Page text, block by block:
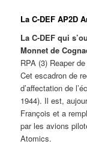
La C-DEF AP2D
La C-DEF qui
Monnet de
RPA (3) Reaper
Cet escadron de
d’affectation de
1944). Il est,
François et a
par les avions
Atomics.